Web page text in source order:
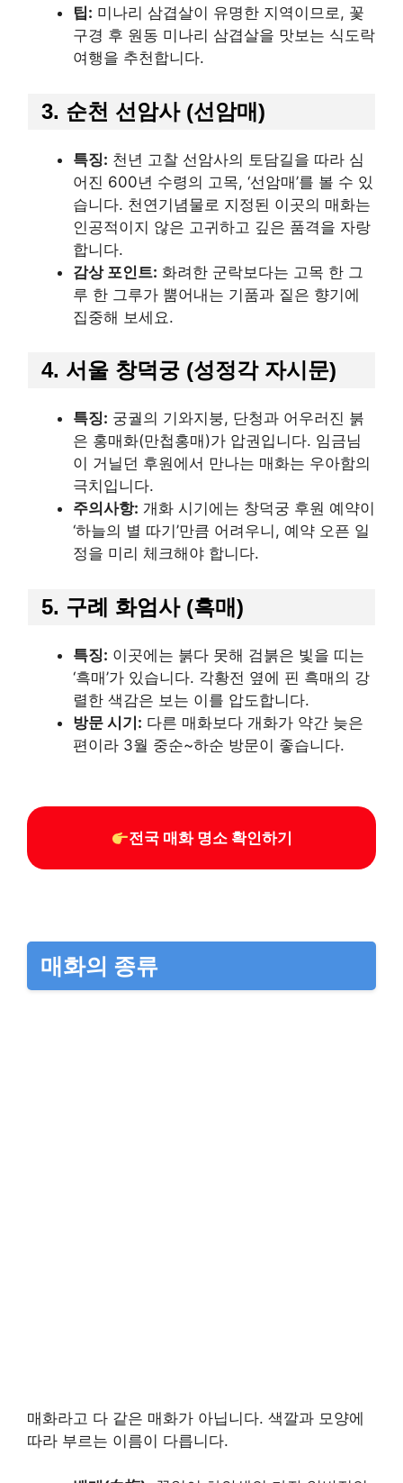
팁: 미나리 삼겹살이 유명한 지역이므로, 꽃
구경 후 원동 미나리 삼겹살을 맛보는 식도락
여행을 추천합니다.
3. 순천 선암사 (선암매)
특징: 천년 고찰 선암사의 토담길을 따라 심
어진 600년 수령의 고목, ‘선암매’를 볼 수 있
습니다. 천연기념물로 지정된 이곳의 매화는
인공적이지 않은 고귀하고 깊은 품격을 자랑
합니다.
감상 포인트: 화려한 군락보다는 고목 한 그
루 한 그루가 뿜어내는 기품과 짙은 향기에
집중해 보세요.
4. 서울 창덕궁 (성정각 자시문)
특징: 궁궐의 기와지붕, 단청과 어우러진 붉
은 홍매화(만첩홍매)가 압권입니다. 임금님
이 거닐던 후원에서 만나는 매화는 우아함의
극치입니다.
주의사항: 개화 시기에는 창덕궁 후원 예약이
‘하늘의 별 따기’만큼 어려우니, 예약 오픈 일
정을 미리 체크해야 합니다.
5. 구례 화엄사 (흑매)
특징: 이곳에는 붉다 못해 검붉은 빛을 띠는
‘흑매’가 있습니다. 각황전 옆에 핀 흑매의 강
렬한 색감은 보는 이를 압도합니다.
방문 시기: 다른 매화보다 개화가 약간 늦은
편이라 3월 중순~하순 방문이 좋습니다.
전국 매화 명소 확인하기
매화의 종류
매화라고 다 같은 매화가 아닙니다. 색깔과 모양에
따라 부르는 이름이 다릅니다.